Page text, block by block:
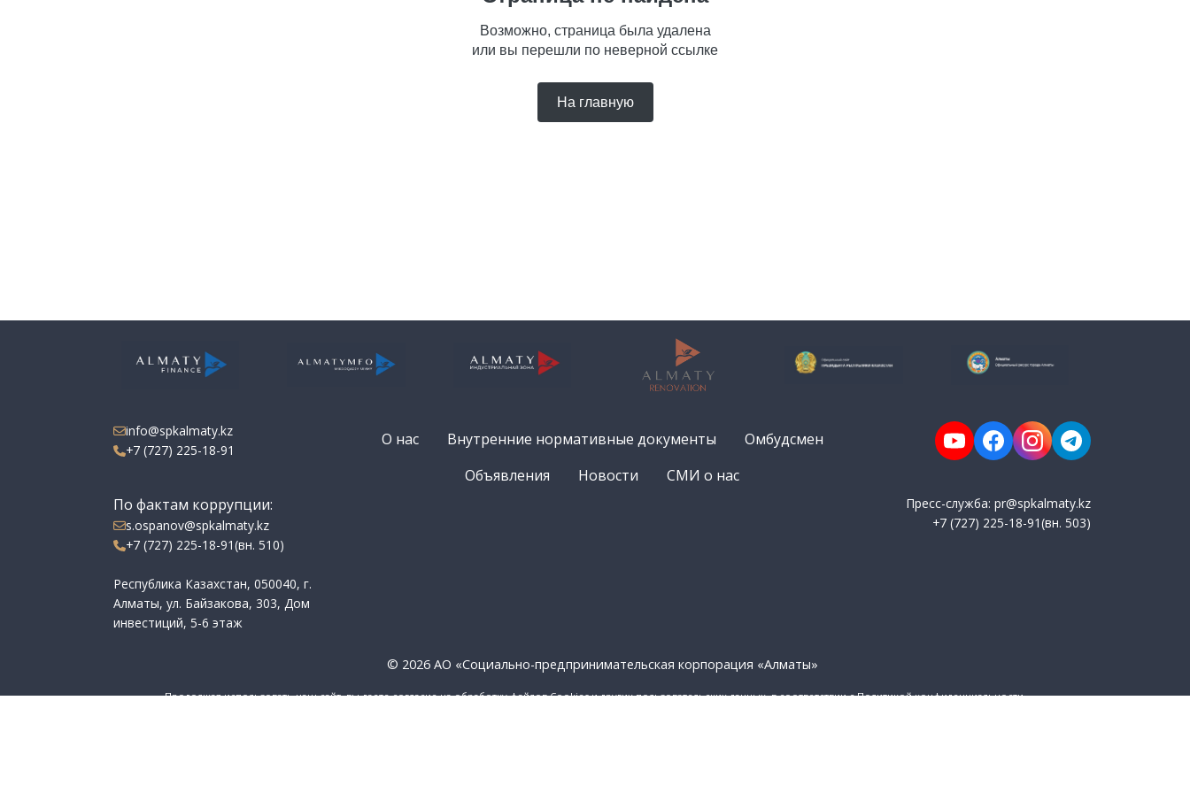
Возможно, страница была удалена
или вы перешли по неверной ссылке
На главную
info@spkalmaty.kz
+7 (727) 225-18-91
О нас Внутренние нормативные документы
Омбудсмен
Объявления
Новости
СМИ о нас
По фактам коррупции:
s.ospanov@spkalmaty.kz
+7 (727) 225-18-91(вн. 510)
Республика Казахстан, 050040, г.
Алматы, ул. Байзакова, 303, Дом
инвестиций, 5-6 этаж
Пресс-служба: pr@spkalmaty.kz
+7 (727) 225-18-91(вн. 503)
© 2026 АО «Социально-предпринимательская корпорация «Алматы»
Продолжая использовать наш сайт, вы даете согласие на обработку файлов Cookies и других пользовательских данных, в соответствии с Политикой конфиденциальности.